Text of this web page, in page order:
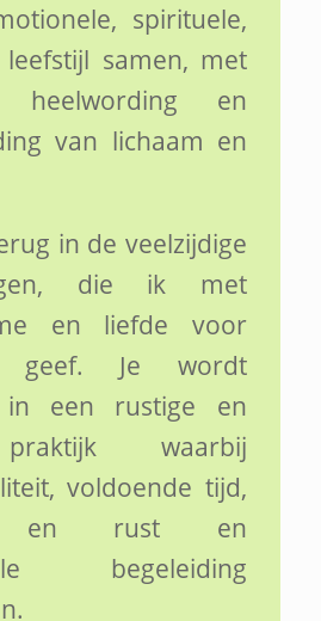
spirituele,
samen, met
en
van lichaam en
in de veelzijdige
die ik met
en liefde voor
geef. Je wordt
in een rustige en
waarbij
voldoende tijd,
en rust en
begeleiding